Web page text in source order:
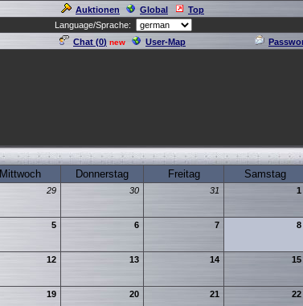
Auktionen Global
Top
Language/Sprache:
Chat (0) new User-Map
Mittwoch Donnerstag Freitag Samstag
29 30 31 1
5 6 7 8
12 13 14 15
19 20 21 22